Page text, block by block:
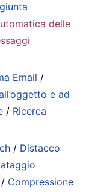
delle
Email /
e ad
/ Ricerca
/ Distacco
/ Compressione